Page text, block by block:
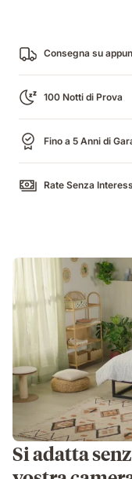
Consegna su
100 Notti di Prova
Fino a 5 Anni di
Rate Senza
Si adatta